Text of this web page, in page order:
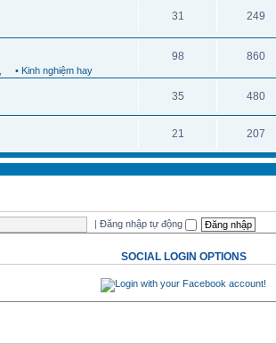
31 249
• Kinh nghiệm hay
98 860
35 480
21 207
|Đăng nhập tự động
SOCIAL LOGIN OPTIONS